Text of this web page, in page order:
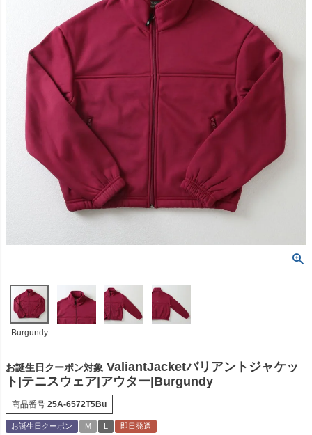
Burgundy
お誕生日クーポン対象 ValiantJacketバリアントジャケッ
ト|テニスウェア|アウター|Burgundy
商品番号 25A-6572T5Bu
お誕生日クーポン M L 即日発送